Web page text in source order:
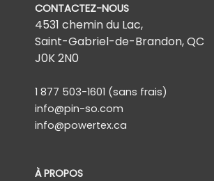
CONTACTEZ-NOUS
4531 chemin du Lac,
Saint-Gabriel-de-Brandon, QC
J0K 2N0
1 877 503-1601 (sans frais)
info@pin-so.com
info@powertex.ca
À PROPOS